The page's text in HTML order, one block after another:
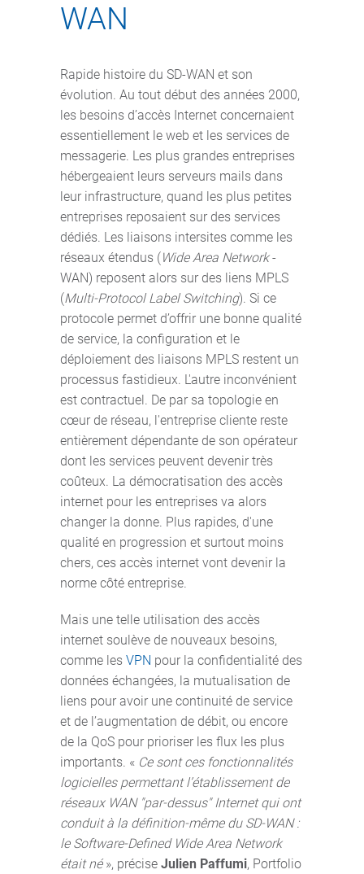
WAN
Rapide histoire du SD-WAN et son
évolution. Au tout début des années 2000,
les besoins d’accès Internet concernaient
essentiellement le web et les services de
messagerie. Les plus grandes entreprises
hébergeaient leurs serveurs mails dans
leur infrastructure, quand les plus petites
entreprises reposaient sur des services
dédiés. Les liaisons intersites comme les
réseaux étendus ( Wide Area Network-
WAN) reposent alors sur des liens MPLS
(Multi-Protocol Label Switching). Si ce
protocole permet d’offrir une bonne qualité
de service, la configuration et le
déploiement des liaisons MPLS restent un
processus fastidieux. L'autre inconvénient
est contractuel. De par sa topologie en
cœur de réseau, l'entreprise cliente reste
entièrement dépendante de son opérateur
dont les services peuvent devenir très
coûteux. La démocratisation des accès
internet pour les entreprises va alors
changer la donne. Plus rapides, d'une
qualité en progression et surtout moins
chers, ces accès internet vont devenir la
norme côté entreprise.
Mais une telle utilisation des accès
internet soulève de nouveaux besoins,
comme les VPN pour la confidentialité des
données échangées, la mutualisation de
liens pour avoir une continuité de service
et de l’augmentation de débit, ou encore
de la QoS pour prioriser les flux les plus
importants. « Ce sont ces fonctionnalités
logicielles permettant l’établissement de
réseaux WAN "par-dessus" Internet qui ont
conduit à la définition-même du SD-WAN :
le Software-Defined Wide Area Network
était né», précise Julien Paffumi, Portfolio